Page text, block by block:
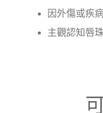
因外傷或疾
主觀認知唇